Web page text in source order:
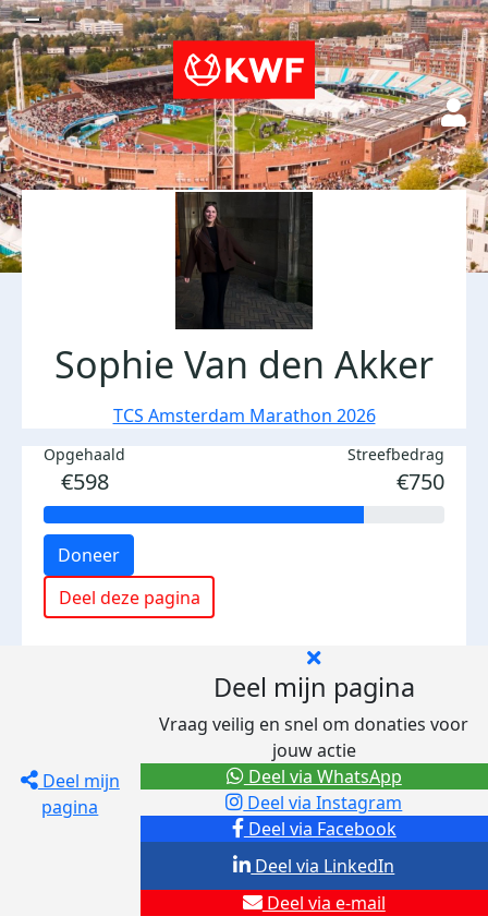
Sophie Van den Akker
TCS Amsterdam Marathon 2026
Opgehaald
€598
Streefbedrag
€750
Doneer
Deel deze pagina
Deel mijn
pagina
Deel mijn pagina
Vraag veilig en snel om donaties voor
jouw actie
Deel via Facebook
Deel via Instagram
Deel via e-mail
Deel via LinkedIn
Deel via WhatsApp